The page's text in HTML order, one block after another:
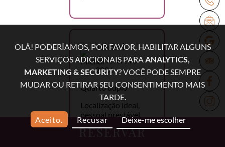
RESERVAR
Michał
15 fevereiro
2026
Quarto duplo
Localização ideal,
pessoal prestável,
pequeno-almoço
delicioso, lavandaria,
OLÁ! PODERÍAMOS, POR FAVOR, HABILITAR ALGUNS
SERVIÇOS ADICIONAIS PARAANALYTICS,
MARKETING & SECURITY? VOCÊ PODE SEMPRE
MUDAR OU RETIRAR SEU CONSENTIMENTO MAIS
TARDE.
Aceito. Recusar Deixe-me escolher